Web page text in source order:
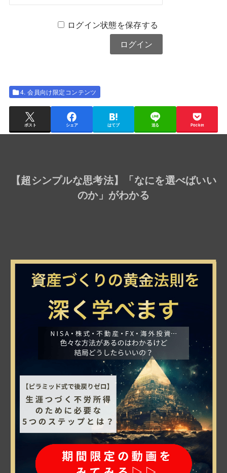
ログイン状態を保存する
4. 会員向け限定コンテンツ
ポスト シェア はてブ 送る Pocket
【超シンプルな思考法】「なにを選べばいい
のか」がわかる